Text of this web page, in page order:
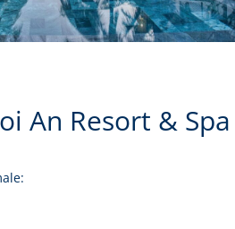
An Resort & Spa